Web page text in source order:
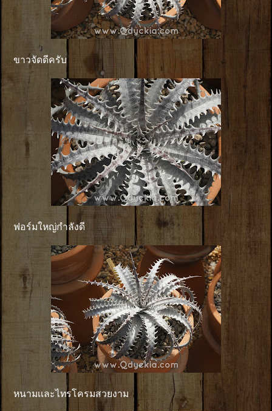
ขาวจัดดีครับ
ฟอร์มใหญ่กำลังดี
หนามเเละไทรโครมสวยงาม